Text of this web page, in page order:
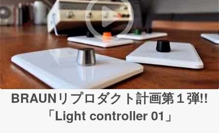
BRAUNリプロダクト計画第１弾!!
「Light controller 01」